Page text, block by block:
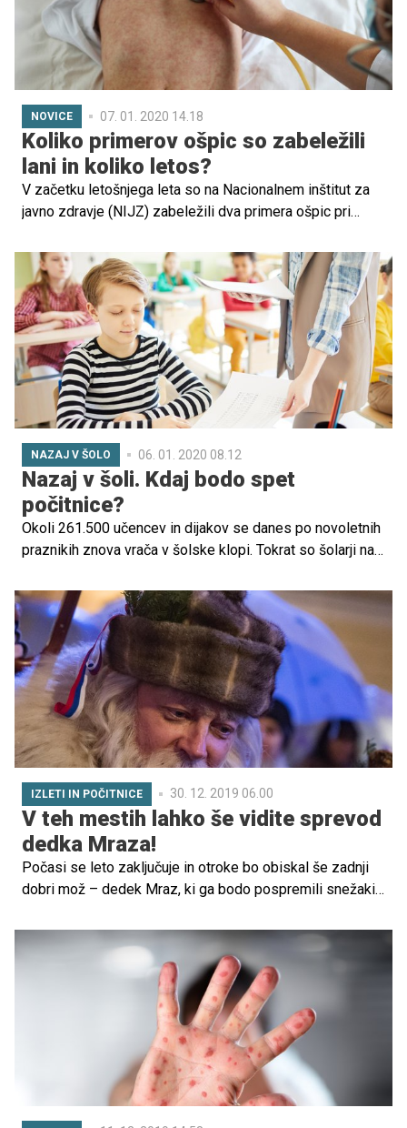
NOVICE 07. 01. 2020 14.18
Koliko primerov ošpic so zabeležili
lani in koliko letos?
V začetku letošnjega leta so na Nacionalnem inštitut za
javno zdravje (NIJZ) zabeležili dva primera ošpic pri
izbruhom v kranjski regiji, ki se je začel novembra lani.
Skupno so lani zabeležili 48 primerov ošpic pri
slovenskih prebivalcih in dva pri tujcih, navaja NIJZ.
NAZAJ V ŠOLO 06. 01. 2020 08.12
Nazaj v šoli. Kdaj bodo spet
počitnice?
Okoli 261.500 učencev in dijakov se danes po novoletnih
praznikih znova vrača v šolske klopi. Tokrat so šolarji na
po svoje. V šoli jih zdaj čaka zaključek prvega
ocenjevalnega obdobja, nato se bodo že februarja
odpravili na enotedenske zimske počitnice.
IZLETI IN POČITNICE 30. 12. 2019 06.00
V teh mestih lahko še vidite sprevod
dedka Mraza!
Počasi se leto zaključuje in otroke bo obiskal še zadnji
dobri mož – dedek Mraz, ki ga bodo pospremili snežaki,
nasmehe na obraze vseh nas. V katerih mestih si še
lahko ogledate čaroben sprevod dedka Mraza?